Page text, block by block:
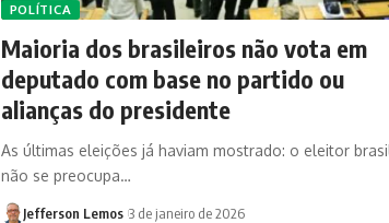
POLÍTICA
Maioria dos brasileiros não vota em
deputado com base no partido ou
alianças do presidente
As últimas eleições já haviam mostrado: o eleitor
não se preocupa…
Jefferson Lemos 3 de janeiro de 2026